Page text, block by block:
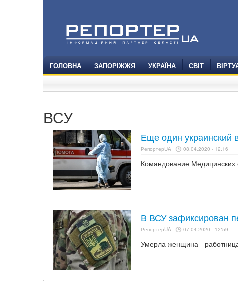
ГОЛОВНА ЗАПОРІЖЖЯ УКРАЇНА СВІТ
ВСУ
Еще один украинский
РепортерUA 08.04.2020 - 12:16
Командование Медицинских
В ВСУ зафиксирован
РепортерUA 07.04.2020 - 12:59
Умерла женщина -